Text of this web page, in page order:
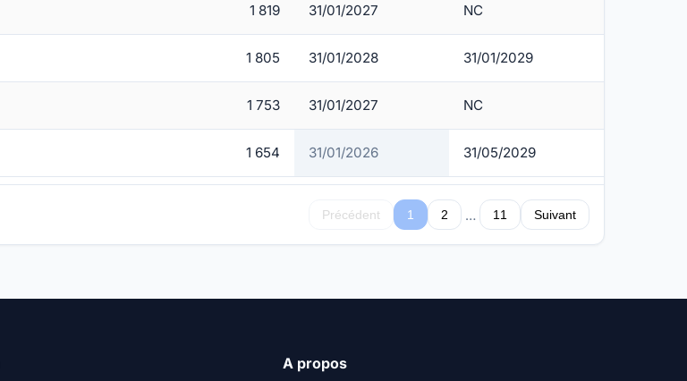
1 819 31/01/2027 NC
1 805 31/01/2028 31/01/2029
1 753 31/01/2027 NC
1 654 31/01/2026 31/05/2029
Précédent 1 2 … 11 Suivant
A propos